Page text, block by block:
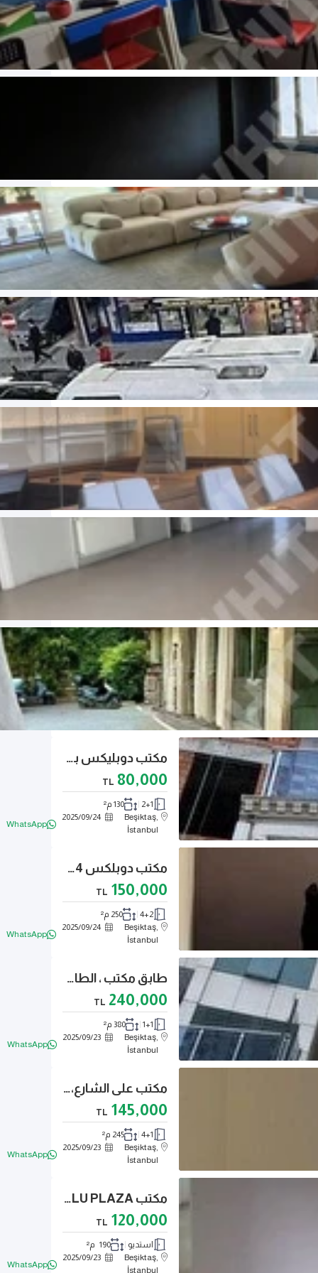
مكتب دوبليكس بمساحة 130 متر مربع مع مصعد، تدفئة مركزية، وسلالم الطوارئ
80,000
TL
2+1
130 م²
Beşiktaş,
İstanbul
2025/09/24
WhatsApp
مكتب دوبلكس 4+2 بمساحة 250 متر، مع شرفة وتراس، يوجد درج حريق ونظام تدفئة مركزية (كومبي).
150,000
TL
4+2
250 م²
Beşiktaş,
İstanbul
2025/09/24
WhatsApp
طابق مكتب ، الطابق الخامس، 380 متر مربع، مزود بتدفئة مركزية (كومبي).
240,000
TL
1+1
380 م²
Beşiktaş,
İstanbul
2025/09/23
WhatsApp
مكتب على الشارع، طابقين مع تدفئة مركزية، مزود بمصعد ومُرخّص، بمساحة 245 متر مربع.
145,000
TL
4+1
245 م²
Beşiktaş,
İstanbul
2025/09/23
WhatsApp
مكتب RESEPSİYONLU PLAZA ، ب 5 طوابق، مزود بتدفئة مركزية وسلالم طوارئ للحريق.
120,000
TL
استديو
190 م²
Beşiktaş,
İstanbul
2025/09/23
WhatsApp